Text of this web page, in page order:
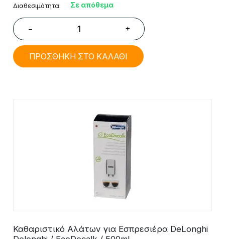
Διαθεσιμότητα: Σε απόθεμα
− +
ΠΡΟΣΘΗΚΗ ΣΤΟ ΚΑΛΑΘΙ
Καθαριστικό Αλάτων για Εσπρεσιέρα DeLonghi